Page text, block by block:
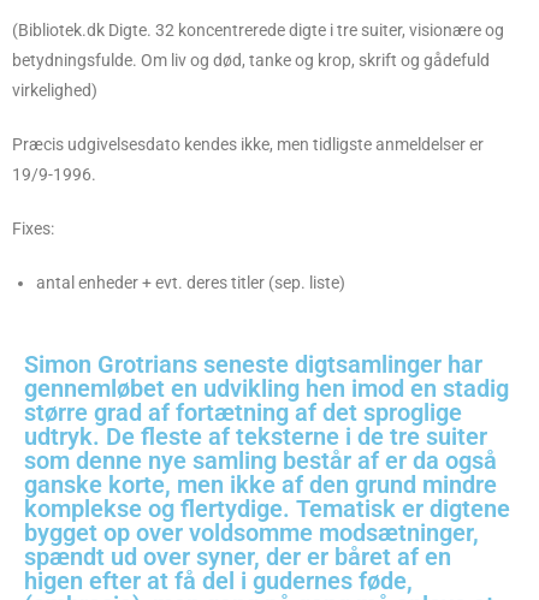
(Bibliotek.dk Digte. 32 koncentrerede digte i tre suiter, visionære og
betydningsfulde. Om liv og død, tanke og krop, skrift og gådefuld
virkelighed)
Præcis udgivelsesdato kendes ikke, men tidligste anmeldelser er
19/9-1996.
Fixes:
antal enheder + evt. deres titler (sep. liste)
Simon Grotrians seneste digtsamlinger har
gennemløbet en udvikling hen imod en stadig
større grad af fortætning af det sproglige
udtryk. De fleste af teksterne i de tre suiter
som denne nye samling består af er da også
ganske korte, men ikke af den grund mindre
komplekse og flertydige. Tematisk er digtene
bygget op over voldsomme modsætninger,
spændt ud over syner, der er båret af en
higen efter at få del i gudernes føde,